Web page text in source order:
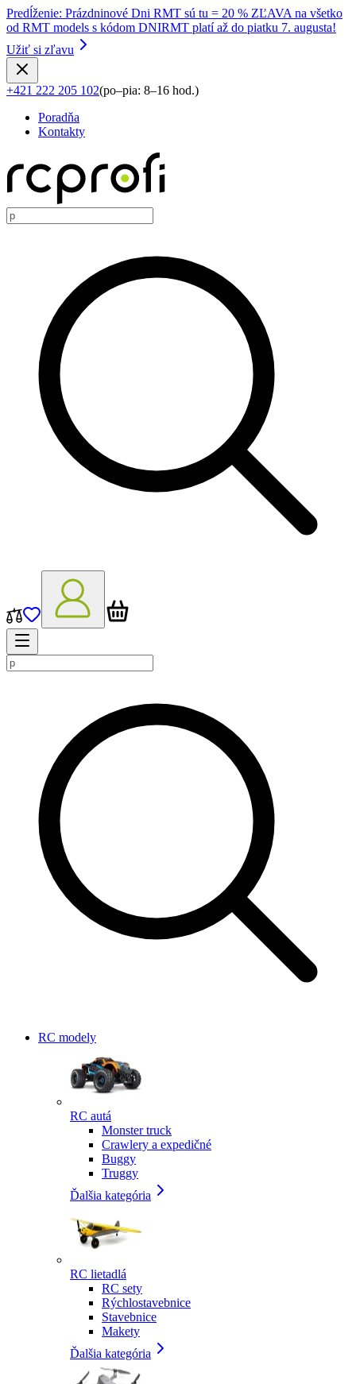
Predĺženie: Prázdninové Dni RMT sú tu = 20 % ZĽAVA na všetko
od RMT models s kódom DNIRMT platí až do piatku 7. augusta!
Užiť si zľavu
+421 222 205 102(po–pia: 8–16 hod.)
Poradňa
Kontakty
RC modely
RC autá
Monster truck
Crawlery a expedičné
Buggy
Truggy
Ďalšia kategória
RC lietadlá
RC sety
Rýchlostavebnice
Stavebnice
Makety
Ďalšia kategória